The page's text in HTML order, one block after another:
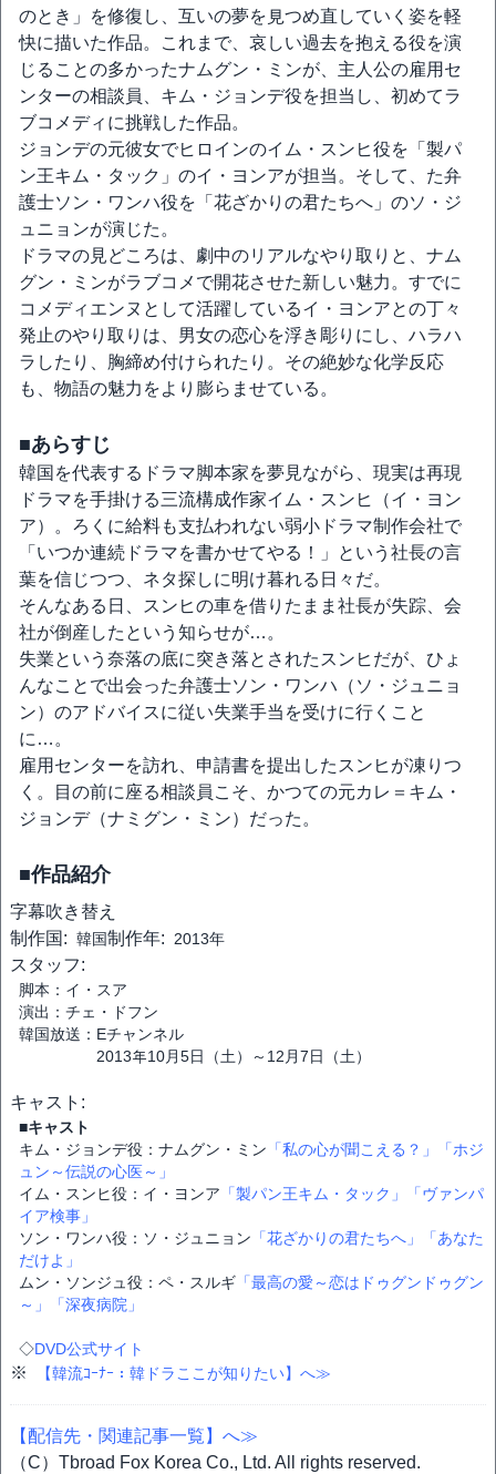
のとき」を修復し、互いの夢を見つめ直していく姿を軽
快に描いた作品。これまで、哀しい過去を抱える役を演
じることの多かったナムグン・ミンが、主人公の雇用セ
ンターの相談員、キム・ジョンデ役を担当し、初めてラ
ブコメディに挑戦した作品。
ジョンデの元彼女でヒロインのイム・スンヒ役を「製パ
ン王キム・タック」のイ・ヨンアが担当。そして、た弁
護士ソン・ワンハ役を「花ざかりの君たちへ」のソ・ジ
ュニョンが演じた。
ドラマの見どころは、劇中のリアルなやり取りと、ナム
グン・ミンがラブコメで開花させた新しい魅力。すでに
コメディエンヌとして活躍しているイ・ヨンアとの丁々
発止のやり取りは、男女の恋心を浮き彫りにし、ハラハ
ラしたり、胸締め付けられたり。その絶妙な化学反応
も、物語の魅力をより膨らませている。
■あらすじ
韓国を代表するドラマ脚本家を夢見ながら、現実は再現
ドラマを手掛ける三流構成作家イム・スンヒ（イ・ヨン
ア）。ろくに給料も支払われない弱小ドラマ制作会社で
「いつか連続ドラマを書かせてやる！」という社長の言
葉を信じつつ、ネタ探しに明け暮れる日々だ。
そんなある日、スンヒの車を借りたまま社長が失踪、会
社が倒産したという知らせが…。
失業という奈落の底に突き落とされたスンヒだが、ひょ
んなことで出会った弁護士ソン・ワンハ（ソ・ジュニョ
ン）のアドバイスに従い失業手当を受けに行くこと
に…。
雇用センターを訪れ、申請書を提出したスンヒが凍りつ
く。目の前に座る相談員こそ、かつての元カレ＝キム・
ジョンデ（ナミグン・ミン）だった。
■作品紹介
字幕吹き替え
制作国: 韓国制作年: 2013年
スタッフ:
脚本：イ・スア
演出：チェ・ドフン
韓国放送：Eチャンネル
2013年10月5日（土）～12月7日（土）
キャスト:
■キャスト
キム・ジョンデ役：ナムグン・ミン 「私の心が聞こえる？」
「ホジ
ュン～伝説の心医～」
イム・スンヒ役：イ・ヨンア 「製パン王キム・タック」
「ヴァンパ
イア検事」
ソン・ワンハ役：ソ・ジュニョン 「花ざかりの君たちへ」
「あなた
だけよ」
ムン・ソンジュ役：ペ・スルギ 「最高の愛～恋はドゥグンドゥグン
～」
「深夜病院」
◇DVD公式サイト
※ 【韓流ｺｰﾅｰ：韓ドラここが知りたい】へ≫
【配信先・関連記事一覧】へ≫
（C）Tbroad Fox Korea Co., Ltd. All rights reserved.